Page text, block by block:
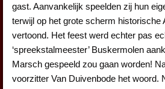
gast. Aanvankelijk speelden zij hun
terwijl op het grote scherm historische
vertoond. Het feest werd echter pas
‘spreekstalmeester’ Buskermolen
Marsch gespeeld zou gaan worden!
voorzitter Van Duivenbode het woord.